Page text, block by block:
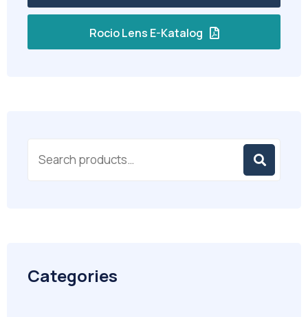
Rocio Lens E-Katalog
Categories